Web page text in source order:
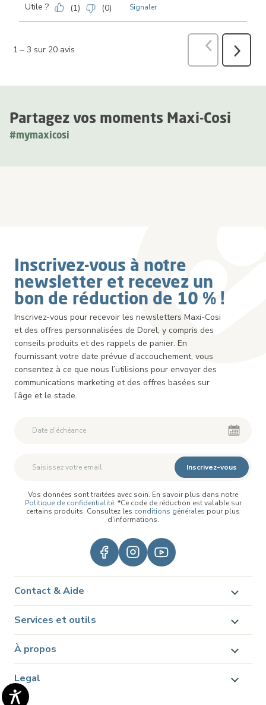
Partagez vos moments Maxi-Cosi
#mymaxicosi
Utile ? (1) (0) Signaler
1 – 3 sur 20 avis PrécédentSuivant
avis
Inscrivez-vous à notre
newsletter et recevez un
bon de réduction de 10 % !
Inscrivez-vous pour recevoir les newsletters Maxi-Cosi
et des offres personnalisées de Dorel, y compris des
conseils produits et des rappels de panier. En
fournissant votre date prévue d’accouchement, vous
consentez à ce que nous l’utilisions pour envoyer des
communications marketing et des offres basées sur
l’âge et le stade.
Inscrivez-vous
Vos données sont traitées avec soin. En savoir plus dans notre
Politique de confidentialité. *Ce code de réduction est valable sur
certains produits. Consultez les conditions générales pour plus
d'informations.
Contact & Aide
Services et outils
À propos
Legal